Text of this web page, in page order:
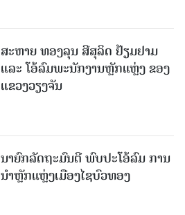
ສະຫາຍ ທອງລຸນ ສີສຸລິດ ຢ້ຽມຢາມ
ແລະ ໂອ້ລົມພະນັກງານຫຼັກແຫຼ່ງ ຂອງ
ແຂວງວຽງຈັນ
ນາຍົກລັດຖະມົນຕີ ພົບປະໂອ້ລົມ ການ
ນຳຫຼັກແຫຼ່ງເມືອງໄຊບົວທອງ